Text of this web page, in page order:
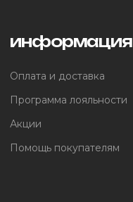
информация
Оплата и доставка
Программа лояльности
Акции
Помощь покупателям